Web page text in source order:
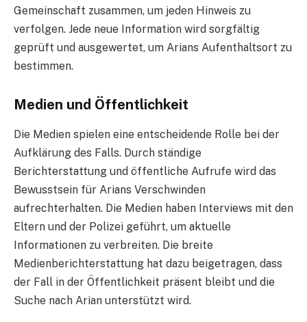
Gemeinschaft zusammen, um jeden Hinweis zu
verfolgen. Jede neue Information wird sorgfältig
geprüft und ausgewertet, um Arians Aufenthaltsort zu
bestimmen.
Medien und Öffentlichkeit
Die Medien spielen eine entscheidende Rolle bei der
Aufklärung des Falls. Durch ständige
Berichterstattung und öffentliche Aufrufe wird das
Bewusstsein für Arians Verschwinden
aufrechterhalten. Die Medien haben Interviews mit den
Eltern und der Polizei geführt, um aktuelle
Informationen zu verbreiten. Die breite
Medienberichterstattung hat dazu beigetragen, dass
der Fall in der Öffentlichkeit präsent bleibt und die
Suche nach Arian unterstützt wird.